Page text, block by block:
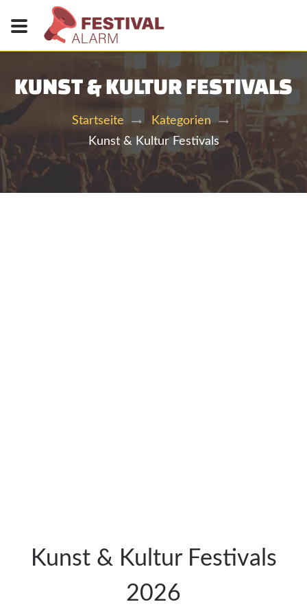
KUNST & KULTUR FESTIVALS
Startseite
Kategorien
Kunst & Kultur Festivals
Kunst & Kultur Festivals
2026